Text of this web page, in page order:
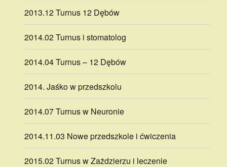
2013.12 Turnus 12 Dębów
2014.02 Turnus i stomatolog
2014.04 Turnus – 12 Dębów
2014. Jaśko w przedszkolu
2014.07 Turnus w Neuronie
2014.11.03 Nowe przedszkole i ćwiczenia
2015.02 Turnus w Zażdzierzu i leczenie